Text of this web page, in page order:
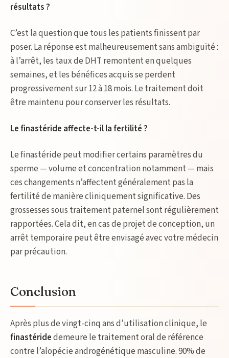
résultats ?
C’est la question que tous les patients finissent par
poser. La réponse est malheureusement sans ambiguïté :
à l’arrêt, les taux de DHT remontent en quelques
semaines, et les bénéfices acquis se perdent
progressivement sur 12 à 18 mois. Le traitement doit
être maintenu pour conserver les résultats.
Le finastéride affecte-t-il la fertilité ?
Le finastéride peut modifier certains paramètres du
sperme — volume et concentration notamment — mais
ces changements n’affectent généralement pas la
fertilité de manière cliniquement significative. Des
grossesses sous traitement paternel sont régulièrement
rapportées. Cela dit, en cas de projet de conception, un
arrêt temporaire peut être envisagé avec votre médecin
par précaution.
Conclusion
Après plus de vingt-cinq ans d’utilisation clinique, le
finastéridedemeure le traitement oral de référence
contre l’alopécie androgénétique masculine. 90% de